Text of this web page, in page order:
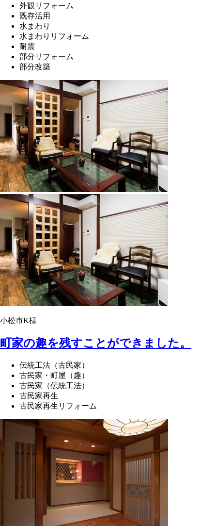
外観リフォーム
既存活用
水まわり
水まわりリフォーム
耐震
部分リフォーム
部分改築
小松市K様
町家の趣を残すことができました。
伝統工法（古民家）
古民家・町屋（趣）
古民家（伝統工法）
古民家再生
古民家再生リフォーム